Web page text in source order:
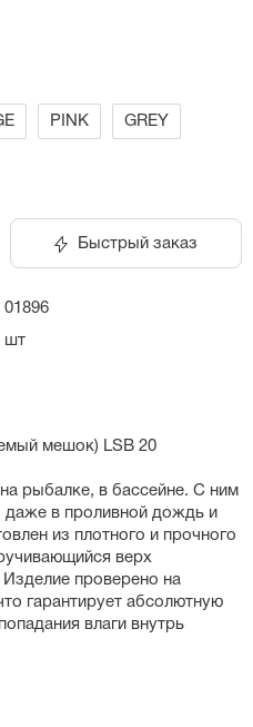
PINK GREY
Быстрый заказ
01896
шт
мешок) LSB 20
рыбалке, в бассейне. С ним
даже в проливной дождь и
из плотного и прочного
верх
Изделие проверено на
гарантирует абсолютную
влаги внутрь